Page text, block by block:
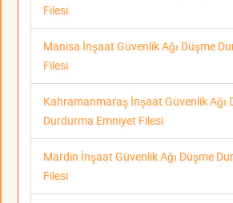
Filesi
Manisa İnşaat Güvenlik Ağı Düşme
Filesi
Kahramanmaraş İnşaat Güvenlik Ağı
Durdurma Emniyet Filesi
Mardin İnşaat Güvenlik Ağı Düşme
Filesi